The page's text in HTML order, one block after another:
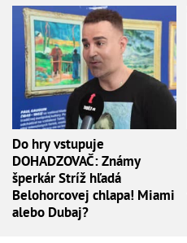
Do hry vstupuje
DOHADZOVAČ: Známy
šperkár Stríž hľadá
Belohorcovej chlapa! Miami
alebo Dubaj?